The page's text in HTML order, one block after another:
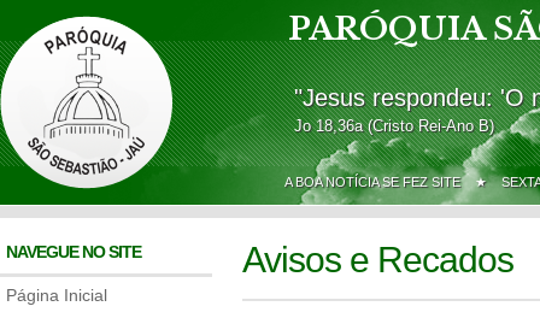
PARÓQUIA
"Jesus respondeu: 'O
Jo 18,36a (Cristo Rei-Ano B)
A BOA NOTÍCIA SE FEZ SITE ★
NAVEGUE NO SITE
Página Inicial
Avisos e Recados